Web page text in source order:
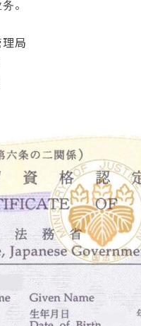
。
局